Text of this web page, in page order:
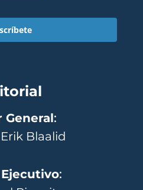
General:
Blaalid
: